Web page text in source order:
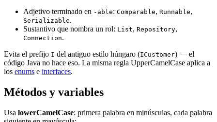
Adjetivo terminado en -able: Comparable, Runnable,
Serializable.
Sustantivo que nombra un rol: List, Repository,
Connection.
Evita el prefijo I del antiguo estilo húngaro (ICustomer) — el
código Java no hace eso. La misma regla UpperCamelCase aplica a
los enums e interfaces.
Métodos y variables
Usa lowerCamelCase: primera palabra en minúsculas, cada palabra